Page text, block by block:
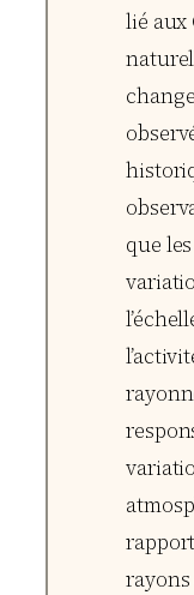
lié aux
que